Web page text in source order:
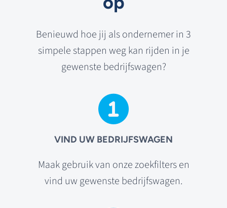
Benieuwd hoe jij als ondernemer in 3
simpele stappen weg kan rijden in je
gewenste bedrijfswagen?
VIND UW BEDRIJFSWAGEN
Maak gebruik van onze zoekfilters en
vind uw gewenste bedrijfswagen.